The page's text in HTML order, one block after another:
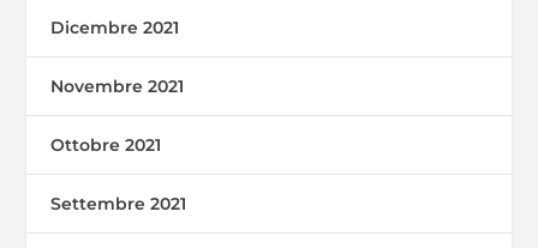
Dicembre 2021
Novembre 2021
Ottobre 2021
Settembre 2021